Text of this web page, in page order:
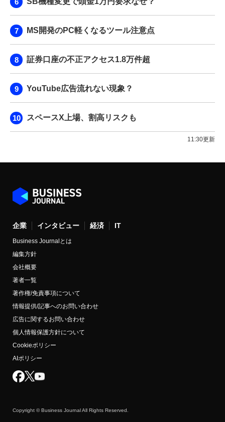
MS開発のPC軽くなるツール注意点
証券口座の不正アクセス1.8万件超
YouTube広告流れない現象？
スペースX上場、割高リスクも
11:30更新
企業 インタビュー 経済 IT
Business Journalとは
編集方針
会社概要
著者一覧
著作権/免責事項について
情報提供/記事へのお問い合わせ
広告に関するお問い合わせ
個人情報保護方針について
Cookieポリシー
AIポリシー
Copyright © Business Journal All Rights Reserved.